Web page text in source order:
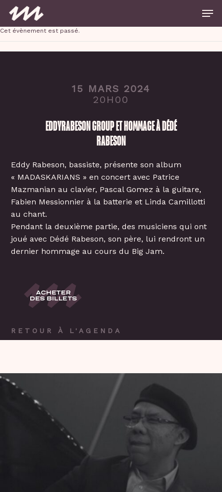
main
content
Cet évènement est passé.
15 MARS 2024
20H00
EDDYRABESON GROUP ET HOMMAGE À DÉDÉ
RABESON
Eddy Rabeson, bassiste, présente son album
« MADASKARIANS » en concert avec Patrice
Mazmanian au clavier, Pascal Gomez à la guitare,
Fabien Messionnier à la batterie et Linda Camillotti
au chant.
Pendant la deuxième partie, des musiciens qui ont
joué avec Dédé Rabeson, son père, lui rendront un
dernier hommage au cours du Big Jam.
RETOUR À L'AGENDA
Close